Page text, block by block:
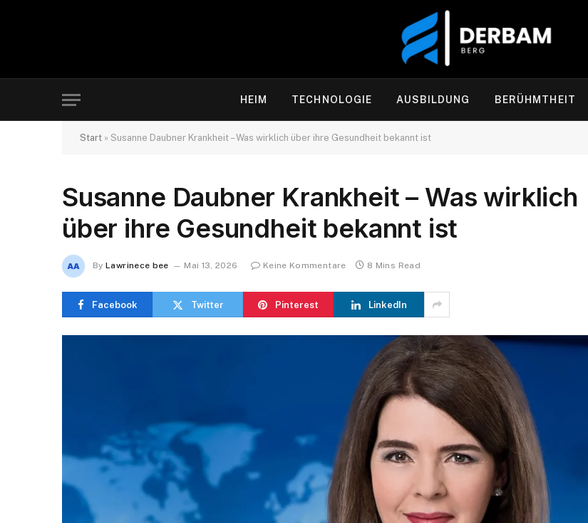
HEIM TECHNOLOGIE AUSBILDUNG BERÜHMTHEIT
Start » Susanne Daubner Krankheit – Was wirklich über ihre Gesundheit bekannt ist
Susanne Daubner Krankheit – Was wirklich
über ihre Gesundheit bekannt ist
By Lawrinece bee Mai 13, 2026 Keine Kommentare 8 Mins Read
Facebook Twitter Pinterest LinkedIn